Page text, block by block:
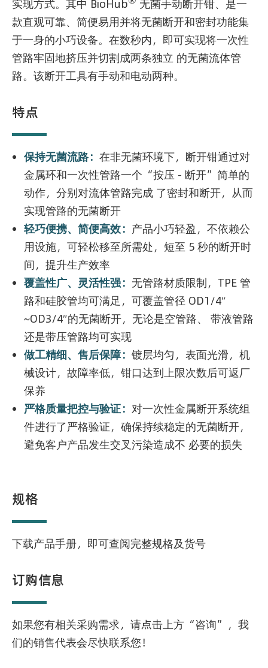
实现方式。其中 BioHub
无菌手动断开钳、是一
款直观可靠、简便易用并将无菌断开和密封功能集
于一身的小巧设备。在数秒内，即可实现将一次性
管路牢固地挤压并切割成两条独立 的无菌流体管
路。该断开工具有手动和电动两种。
特点
保持无菌流路： 在非无菌环境下，断开钳通过对
金属环和一次性管路一个“按压 - 断开”简单的
动作，分别对流体管路完成 了密封和断开，从而
实现管路的无菌断开
轻巧便携、简便高效： 产品小巧轻盈，不依赖公
用设施，可轻松移至所需处，短至 5 秒的断开时
间，提升生产效率
覆盖性广、灵活性强： 无管路材质限制，TPE 管
路和硅胶管均可满足，可覆盖管径 OD1/4″
~OD3/4″的无菌断开，无论是空管路、 带液管路
还是带压管路均可实现
做工精细、售后保障： 镀层均匀，表面光滑，机
械设计，故障率低，钳口达到上限次数后可返厂
保养
严格质量把控与验证： 对一次性金属断开系统组
件进行了严格验证，确保持续稳定的无菌断开，
避免客户产品发生交叉污染造成不 必要的损失
规格
下载产品手册，即可查阅完整规格及货号
订购信息
如果您有相关采购需求，请点击上方“咨询”，我
们的销售代表会尽快联系您！